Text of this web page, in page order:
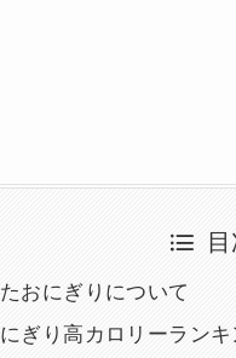
おにぎりについて
ぎり高カロリーランキ